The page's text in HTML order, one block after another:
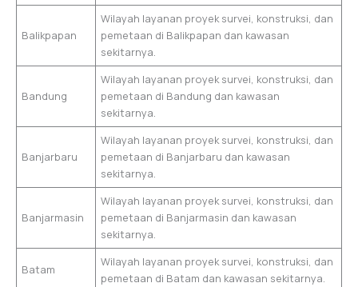
Balikpapan
Wilayah layanan proyek survei, konstruksi, dan
pemetaan di Balikpapan dan kawasan
sekitarnya.
Bandung
Wilayah layanan proyek survei, konstruksi, dan
pemetaan di Bandung dan kawasan
sekitarnya.
Banjarbaru
Wilayah layanan proyek survei, konstruksi, dan
pemetaan di Banjarbaru dan kawasan
sekitarnya.
Banjarmasin
Wilayah layanan proyek survei, konstruksi, dan
pemetaan di Banjarmasin dan kawasan
sekitarnya.
Batam
Wilayah layanan proyek survei, konstruksi, dan
pemetaan di Batam dan kawasan sekitarnya.